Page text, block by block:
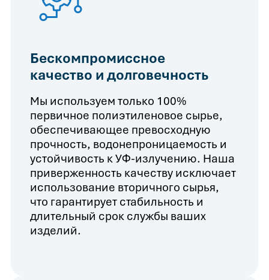
Бескомпромиссное
качество и долговечность
Мы используем только 100%
первичное полиэтиленовое сырье,
обеспечивающее превосходную
прочность, водонепроницаемость и
устойчивость к УФ-излучению. Наша
приверженность качеству исключает
использование вторичного сырья,
что гарантирует стабильность и
длительный срок службы ваших
изделий.